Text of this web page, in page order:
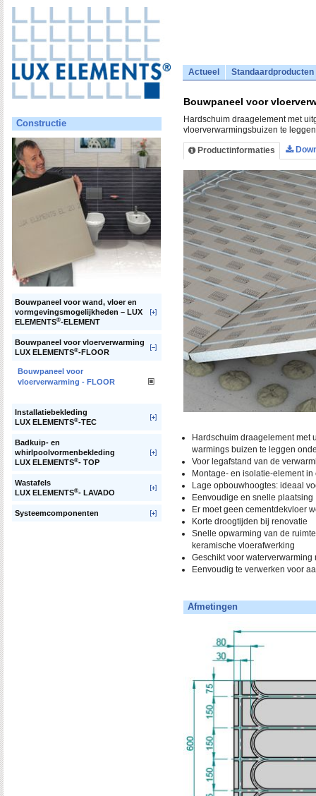
Actueel Standaardproducten
Constructie
Bouwpaneel voor wand, vloer en
vormgevingsmogelijkheden – LUX
ELEMENTS®-ELEMENT
Bouwpaneel voor vloerverwarming
LUX ELEMENTS®-FLOOR
Bouwpaneel voor
vloerverwarming - FLOOR
Installatiebekleding
LUX ELEMENTS®-TEC
Badkuip- en
whirlpoolvormenbekleding
LUX ELEMENTS®- TOP
Wastafels
LUX ELEMENTS®- LAVADO
Systeemcomponenten
Bouwpaneel voor
Hardschuim draagelement met
vloerverwarmingsbuizen te
Productinformaties
Hardschuim draagelement met
warmings buizen te leggen
Voor legafstand van de
Montage- en isolatie-element in
Lage opbouwhoogtes: ideaal
Eenvoudige en snelle plaatsing
Er moet geen cementdekvloer
Korte droogtijden bij renovatie
Snelle opwarming van de
keramische vloerafwerking
Geschikt voor
Eenvoudig te verwerken voor
Afmetingen